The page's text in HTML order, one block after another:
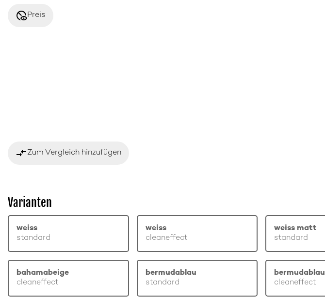
disabled_visiblePreis
compare_arrowsZum Vergleich hinzufügen
Varianten
weiss
standard
weiss
cleaneffect
weiss matt
standard
bahamabeige
cleaneffect
bermudablau
standard
bermudablau
cleaneffect